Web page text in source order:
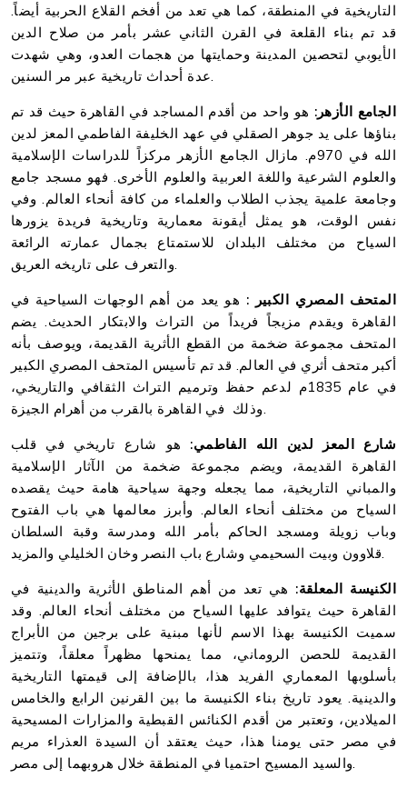
التاريخية في المنطقة، كما هي تعد من أفخم القلاع الحربية أيضاً.
قد تم بناء القلعة في القرن الثاني عشر بأمر من صلاح الدين
الأيوبي لتحصين المدينة وحمايتها من هجمات العدو، وهي شهدت
الجامع الأزهر: هو واحد من أقدم المساجد في القاهرة حيث قد تم
بناؤها على يد جوهر الصقلي في عهد الخليفة الفاطمي المعز لدين
الله في 970م. مازال الجامع الأزهر مركزاً للدراسات الإسلامية
والعلوم الشرعية واللغة العربية والعلوم الأخرى. فهو مسجد جامع
وجامعة علمية يجذب الطلاب والعلماء من كافة أنحاء العالم. وفي
نفس الوقت، هو يمثل أيقونة معمارية وتاريخية فريدة يزورها
السياح من مختلف البلدان للاستمتاع بجمال عمارته الرائعة
المتحف المصري الكبير : هو يعد من أهم الوجهات السياحية في
القاهرة ويقدم مزيجاً فريداً من التراث والابتكار الحديث. يضم
المتحف مجموعة ضخمة من القطع الأثرية القديمة، ويوصف بأنه
أكبر متحف أثري في العالم. قد تم تأسيس المتحف المصري الكبير
في عام 1835م لدعم حفظ وترميم التراث الثقافي والتاريخي،
شارع المعز لدين الله الفاطمي: هو شارع تاريخي في قلب
القاهرة القديمة، ويضم مجموعة ضخمة من الآثار الإسلامية
والمباني التاريخية، مما يجعله وجهة سياحية هامة حيث يقصده
السياح من مختلف أنحاء العالم. وأبرز معالمها هي باب الفتوح
وباب زويلة ومسجد الحاكم بأمر الله ومدرسة وقبة السلطان
الكنيسة المعلقة: هي تعد من أهم المناطق الأثرية والدينية في
القاهرة حيث يتوافد عليها السياح من مختلف أنحاء العالم. وقد
سميت الكنيسة بهذا الاسم لأنها مبنية على برجين من الأبراج
القديمة للحصن الروماني، مما يمنحها مظهراً معلقاً، وتتميز
بأسلوبها المعماري الفريد هذا، بالإضافة إلى قيمتها التاريخية
والدينية. يعود تاريخ بناء الكنيسة ما بين القرنين الرابع والخامس
الميلادين، وتعتبر من أقدم الكنائس القبطية والمزارات المسيحية
في مصر حتى يومنا هذا، حيث يعتقد أن السيدة العذراء مريم